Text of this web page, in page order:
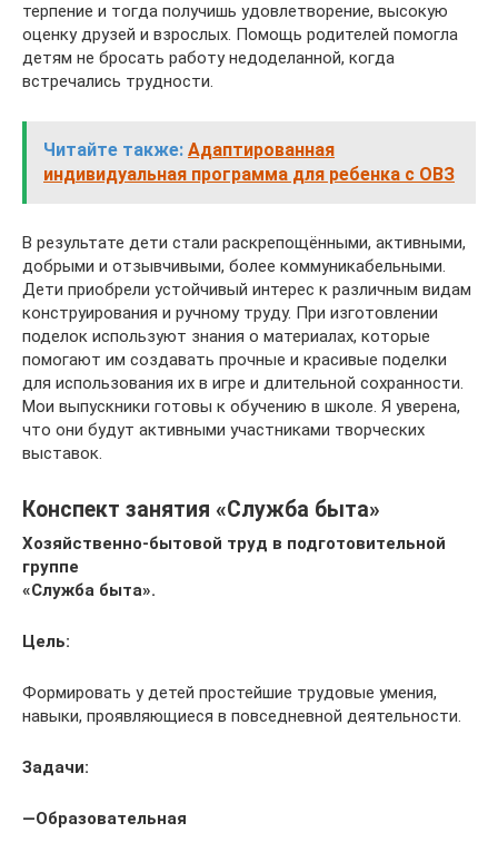
терпение и тогда получишь удовлетворение, высокую
оценку друзей и взрослых. Помощь родителей помогла
детям не бросать работу недоделанной, когда
встречались трудности.
Читайте также: Адаптированная
индивидуальная программа для ребенка с ОВЗ
В результате дети стали раскрепощёнными, активными,
добрыми и отзывчивыми, более коммуникабельными.
Дети приобрели устойчивый интерес к различным видам
конструирования и ручному труду. При изготовлении
поделок используют знания о материалах, которые
помогают им создавать прочные и красивые поделки
для использования их в игре и длительной сохранности.
Мои выпускники готовы к обучению в школе. Я уверена,
что они будут активными участниками творческих
выставок.
Конспект занятия «Служба быта»
Хозяйственно-бытовой труд в подготовительной
группе
«Служба быта».
Цель:
Формировать у детей простейшие трудовые умения,
навыки, проявляющиеся в повседневной деятельности.
Задачи:
—Образовательная